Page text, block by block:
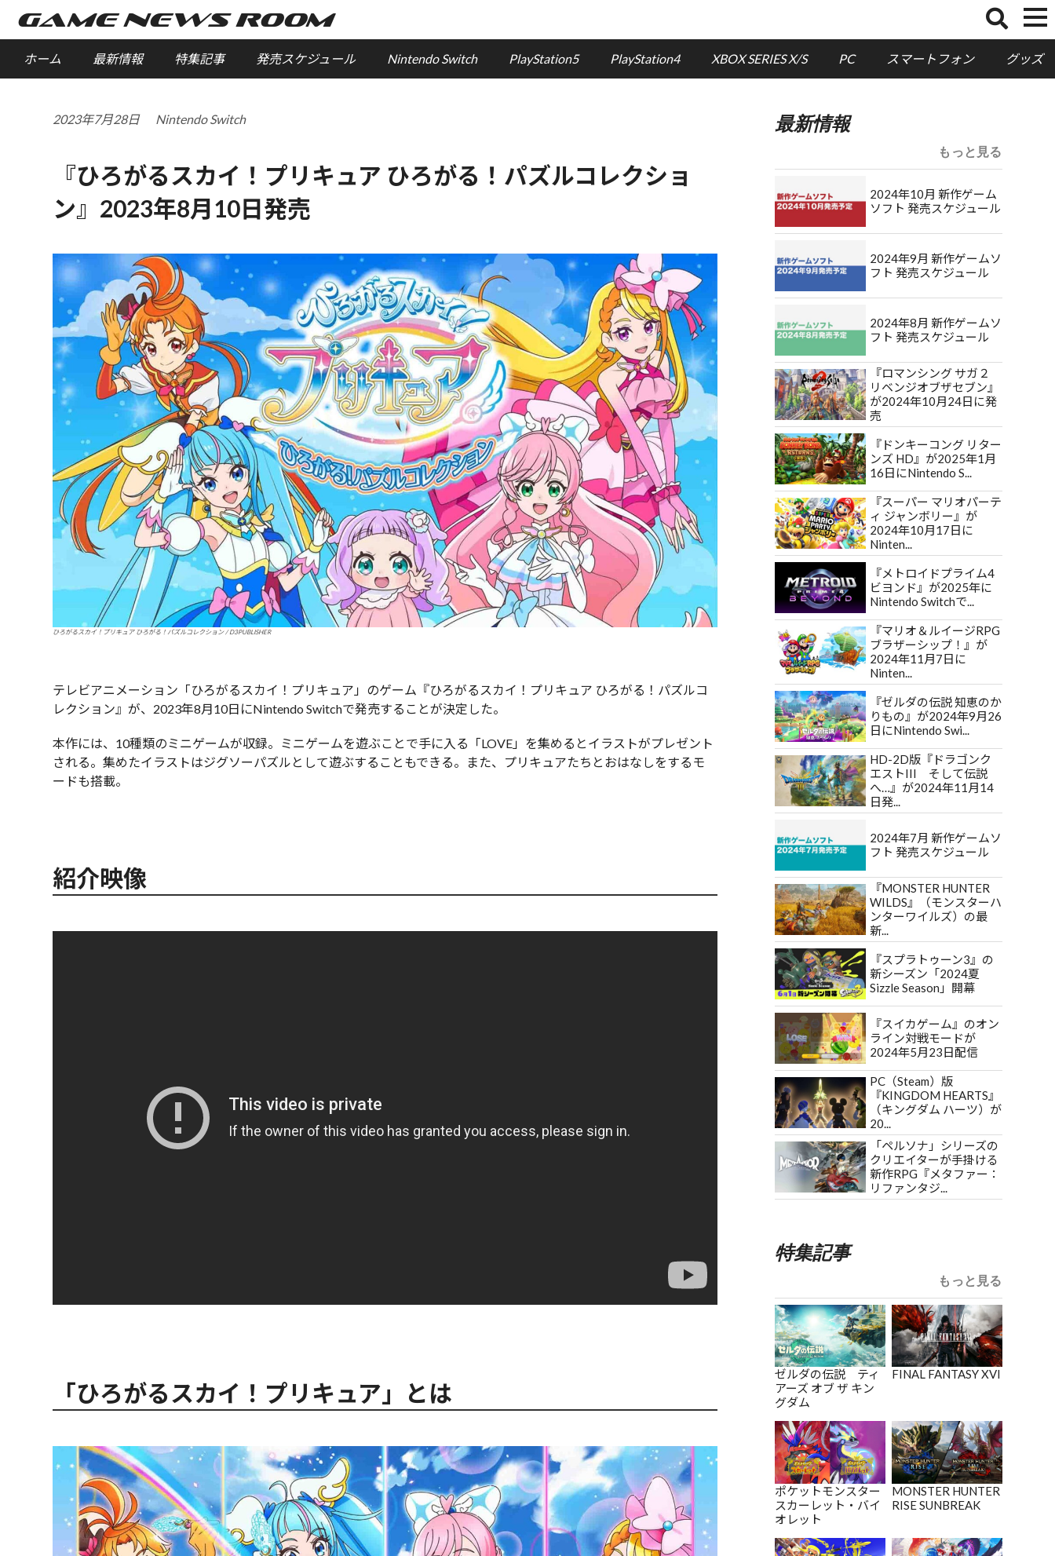
GAME NEWS ROOM
ホーム 最新情報 特集記事 発売スケジュール Nintendo Switch PlayStation5 PlayStation4 XBOX SERIES X/S PC スマートフォン グッズ
2023年7月28日 Nintendo Switch
『ひろがるスカイ！プリキュア ひろがる！パズルコレクショ
ン』2023年8月10日発売
ひろがるスカイ！プリキュア ひろがる！パズルコレクション / D3PUBLISHER
テレビアニメーション「ひろがるスカイ！プリキュア」のゲーム『ひろがるスカイ！プリキュア ひろがる！パズルコ
レクション』が、2023年8月10日にNintendo Switchで発売することが決定した。
本作には、10種類のミニゲームが収録。ミニゲームを遊ぶことで手に入る「LOVE」を集めるとイラストがプレゼント
される。集めたイラストはジグソーパズルとして遊ぶすることもできる。また、プリキュアたちとおはなしをするモ
ードも搭載。
紹介映像
「ひろがるスカイ！プリキュア」とは
最新情報
もっと見る
2024年10月 新作ゲーム
ソフト 発売スケジュール
2024年9月 新作ゲームソ
フト 発売スケジュール
2024年8月 新作ゲームソ
フト 発売スケジュール
『ロマンシング サガ２
リベンジオブザセブン』
が2024年10月24日に発
売
『ドンキーコング リター
ンズ HD』が2025年1月
16日にNintendo S...
『スーパー マリオパーテ
ィ ジャンボリー』が
2024年10月17日に
Ninten...
『メトロイドプライム4
ビヨンド』が2025年に
Nintendo Switchで...
『マリオ＆ルイージRPG
ブラザーシップ！』が
2024年11月7日に
Ninten...
『ゼルダの伝説 知恵のか
りもの』が2024年9月26
日にNintendo Swi...
HD-2D版『ドラゴンク
エストIII そして伝説
へ…』が2024年11月14
日発...
2024年7月 新作ゲームソ
フト 発売スケジュール
『MONSTER HUNTER
WILDS』（モンスターハ
ンターワイルズ）の最
新...
『スプラトゥーン3』の
新シーズン「2024夏
Sizzle Season」開幕
『スイカゲーム』のオン
ライン対戦モードが
2024年5月23日配信
PC（Steam）版
『KINGDOM HEARTS』
（キングダム ハーツ）が
20...
「ペルソナ」シリーズの
クリエイターが手掛ける
新作RPG『メタファー：
リファンタジ...
特集記事
もっと見る
ゼルダの伝説 ティ
アーズ オブ ザ キン
グダム
FINAL FANTASY XVI
ポケットモンスター
スカーレット・バイ
オレット
MONSTER HUNTER
RISE SUNBREAK